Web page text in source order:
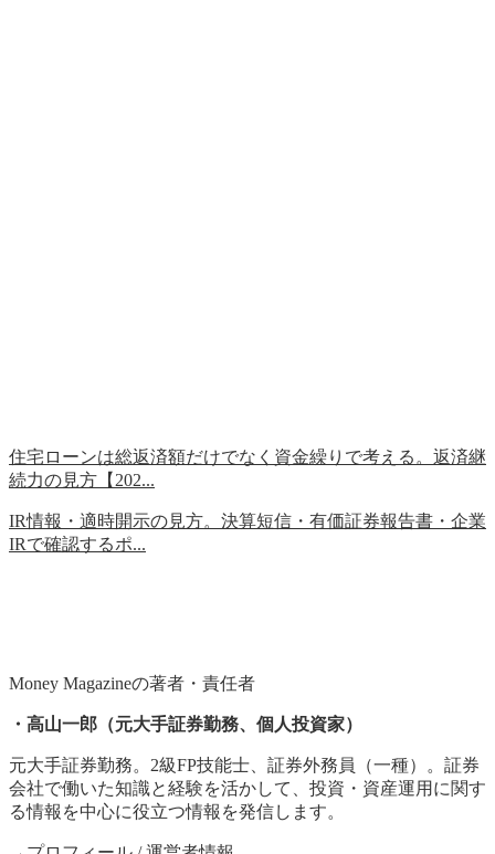
住宅ローンは総返済額だけでなく資金繰りで考える。返済継
続力の見方【202...
IR情報・適時開示の見方。決算短信・有価証券報告書・企業
IRで確認するポ...
Money Magazineの著者・責任者
・高山一郎（元大手証券勤務、個人投資家）
元大手証券勤務。2級FP技能士、証券外務員（一種）。証券
会社で働いた知識と経験を活かして、投資・資産運用に関す
る情報を中心に役立つ情報を発信します。